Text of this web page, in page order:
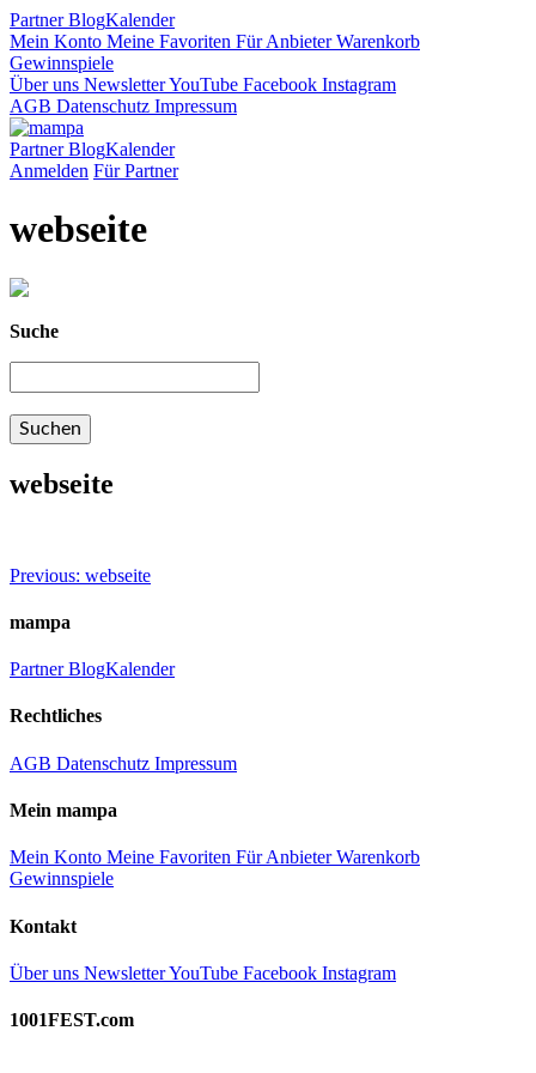
PartnerBlogKalender
Mein Konto Meine Favoriten Für AnbieterWarenkorb
Gewinnspiele
Über uns NewsletterYouTube Facebook Instagram
AGB Datenschutz Impressum
PartnerBlogKalender
Anmelden Für Partner
webseite
Suche
webseite
Beitragsnavigation
Previous: webseite
mampa
PartnerBlogKalender
Rechtliches
AGB Datenschutz Impressum
Mein mampa
Mein Konto Meine Favoriten Für AnbieterWarenkorb
Gewinnspiele
Kontakt
Über uns NewsletterYouTube Facebook Instagram
1001FEST.com